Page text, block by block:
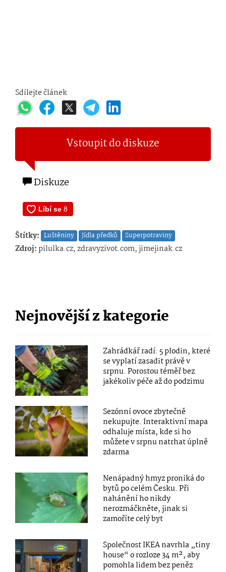
Sdílejte článek
Vstoupit do diskuze
Diskuze
Štítky: Luštěniny Jídla předků Superpotraviny
Zdroj: pilulka.cz, zdravyzivot.com, jimejinak.cz
Nejnovější z kategorie
Zahrádkář radí: 5 plodin, které
se vyplatí zasadit právě v
srpnu. Porostou téměř bez
jakékoliv péče až do podzimu
Sezónní ovoce zbytečně
nekupujte. Interaktivní mapa
odhaluje místa, kde si ho
můžete v srpnu natrhat úplně
zdarma
Nenápadný hmyz proniká do
bytů po celém Česku. Při
nahánění ho nikdy
nerozmáčkněte, jinak si
zamoříte celý byt
Společnost IKEA navrhla „tiny
house“ o rozloze 34 m², aby
pomohla lidem bez peněz